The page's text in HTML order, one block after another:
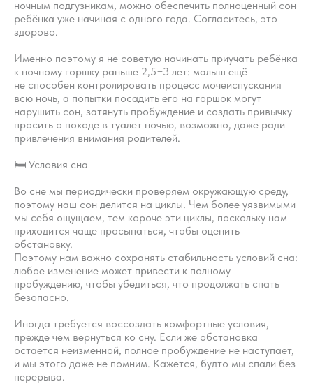
ночным подгузникам, можно обеспечить полноценный сон
ребёнка уже начиная с одного года. Согласитесь, это
здорово.
Именно поэтому я не советую начинать приучать ребёнка
к ночному горшку раньше 2,5−3 лет: малыш ещё
не способен контролировать процесс мочеиспускания
всю ночь, а попытки посадить его на горшок могут
нарушить сон, затянуть пробуждение и создать привычку
просить о походе в туалет ночью, возможно, даже ради
привлечения внимания родителей.
🛏 Условия сна
Во сне мы периодически проверяем окружающую среду,
поэтому наш сон делится на циклы. Чем более уязвимыми
мы себя ощущаем, тем короче эти циклы, поскольку нам
приходится чаще просыпаться, чтобы оценить
обстановку.
Поэтому нам важно сохранять стабильность условий сна:
любое изменение может привести к полному
пробуждению, чтобы убедиться, что продолжать спать
безопасно.
Иногда требуется воссоздать комфортные условия,
прежде чем вернуться ко сну. Если же обстановка
остается неизменной, полное пробуждение не наступает,
и мы этого даже не помним. Кажется, будто мы спали без
перерыва.
Пройти курс
и бодрствования. А также о
том, как установить простые и
легко следовать перед каждым
засыпанием.